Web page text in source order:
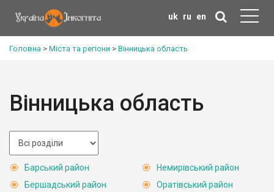
uk ru en
Головна > Міста та регіони > Вінницька область
Вінницька область
Барський район
Бершадський район
Немирівський район
Оратівський район